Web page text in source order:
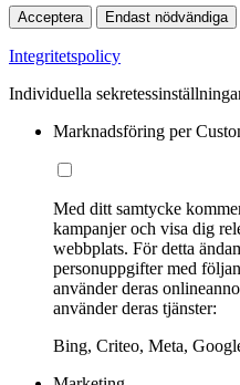
Acceptera Endast nödvändiga
Integritetspolicy
Individuella
Marknadsföring per
Med ditt samtycke
kampanjer och visa dig
webbplats. För detta
personuppgifter med
använder deras
använder deras tjänster:
Bing, Criteo, Meta,